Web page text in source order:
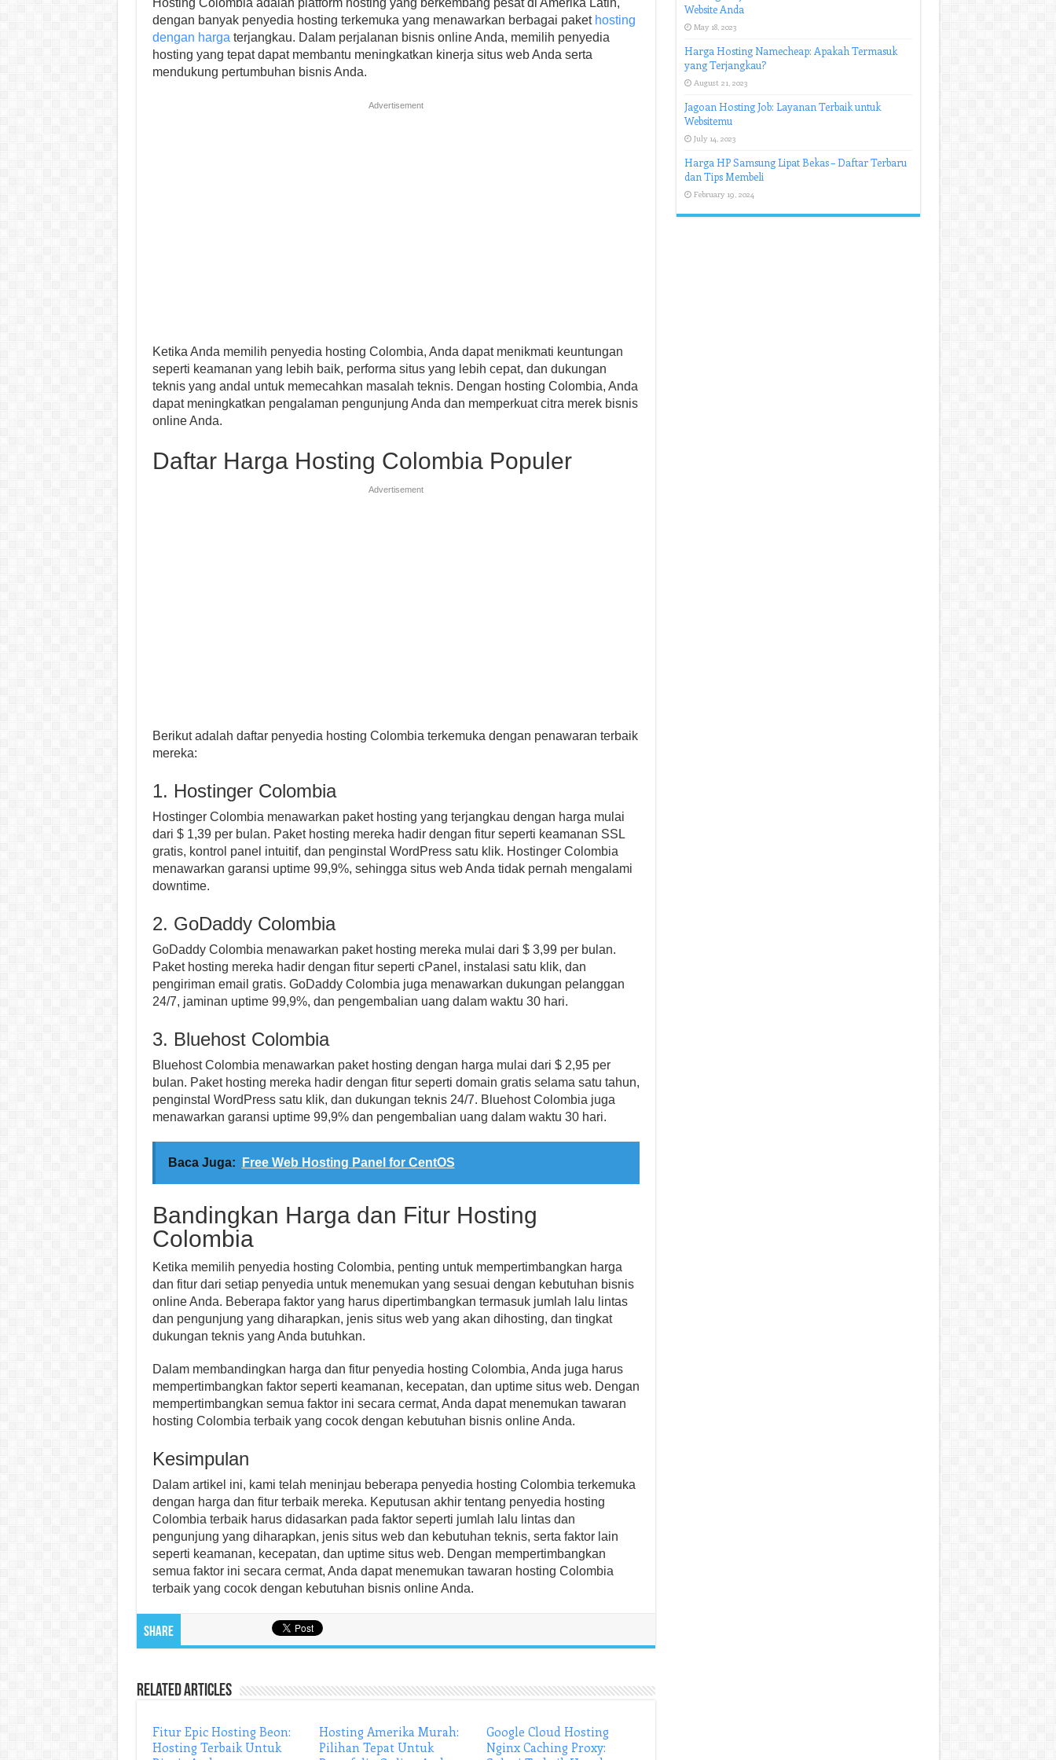
Hosting Colombia adalah platform hosting yang berkembang pesat di Amerika Latin,
dengan banyak penyedia hosting terkemuka yang menawarkan berbagai paket hosting
dengan harga terjangkau. Dalam perjalanan bisnis online Anda, memilih penyedia
hosting yang tepat dapat membantu meningkatkan kinerja situs web Anda serta
mendukung pertumbuhan bisnis Anda.
Advertisement
Ketika Anda memilih penyedia hosting Colombia, Anda dapat menikmati keuntungan
seperti keamanan yang lebih baik, performa situs yang lebih cepat, dan dukungan
teknis yang andal untuk memecahkan masalah teknis. Dengan hosting Colombia, Anda
dapat meningkatkan pengalaman pengunjung Anda dan memperkuat citra merek bisnis
online Anda.
Daftar Harga Hosting Colombia Populer
Advertisement
Berikut adalah daftar penyedia hosting Colombia terkemuka dengan penawaran terbaik
mereka:
1. Hostinger Colombia
Hostinger Colombia menawarkan paket hosting yang terjangkau dengan harga mulai
dari $ 1,39 per bulan. Paket hosting mereka hadir dengan fitur seperti keamanan SSL
gratis, kontrol panel intuitif, dan penginstal WordPress satu klik. Hostinger Colombia
menawarkan garansi uptime 99,9%, sehingga situs web Anda tidak pernah mengalami
downtime.
2. GoDaddy Colombia
GoDaddy Colombia menawarkan paket hosting mereka mulai dari $ 3,99 per bulan.
Paket hosting mereka hadir dengan fitur seperti cPanel, instalasi satu klik, dan
pengiriman email gratis. GoDaddy Colombia juga menawarkan dukungan pelanggan
24/7, jaminan uptime 99,9%, dan pengembalian uang dalam waktu 30 hari.
3. Bluehost Colombia
Bluehost Colombia menawarkan paket hosting dengan harga mulai dari $ 2,95 per
bulan. Paket hosting mereka hadir dengan fitur seperti domain gratis selama satu tahun,
penginstal WordPress satu klik, dan dukungan teknis 24/7. Bluehost Colombia juga
menawarkan garansi uptime 99,9% dan pengembalian uang dalam waktu 30 hari.
Baca Juga: Free Web Hosting Panel for CentOS
Bandingkan Harga dan Fitur Hosting
Colombia
Ketika memilih penyedia hosting Colombia, penting untuk mempertimbangkan harga
dan fitur dari setiap penyedia untuk menemukan yang sesuai dengan kebutuhan bisnis
online Anda. Beberapa faktor yang harus dipertimbangkan termasuk jumlah lalu lintas
dan pengunjung yang diharapkan, jenis situs web yang akan dihosting, dan tingkat
dukungan teknis yang Anda butuhkan.
Dalam membandingkan harga dan fitur penyedia hosting Colombia, Anda juga harus
mempertimbangkan faktor seperti keamanan, kecepatan, dan uptime situs web. Dengan
mempertimbangkan semua faktor ini secara cermat, Anda dapat menemukan tawaran
hosting Colombia terbaik yang cocok dengan kebutuhan bisnis online Anda.
Kesimpulan
Dalam artikel ini, kami telah meninjau beberapa penyedia hosting Colombia terkemuka
dengan harga dan fitur terbaik mereka. Keputusan akhir tentang penyedia hosting
Colombia terbaik harus didasarkan pada faktor seperti jumlah lalu lintas dan
pengunjung yang diharapkan, jenis situs web dan kebutuhan teknis, serta faktor lain
seperti keamanan, kecepatan, dan uptime situs web. Dengan mempertimbangkan
semua faktor ini secara cermat, Anda dapat menemukan tawaran hosting Colombia
terbaik yang cocok dengan kebutuhan bisnis online Anda.
Share
Related Articles
Fitur Epic Hosting Beon:
Hosting Terbaik Untuk
Hosting Amerika Murah:
Pilihan Tepat Untuk
Google Cloud Hosting
Nginx Caching Proxy:
Website Anda
May 18, 2023
Harga Hosting Namecheap: Apakah Termasuk
yang Terjangkau?
August 21, 2023
Jagoan Hosting Job: Layanan Terbaik untuk
Websitemu
July 14, 2023
Harga HP Samsung Lipat Bekas – Daftar Terbaru
dan Tips Membeli
February 19, 2024